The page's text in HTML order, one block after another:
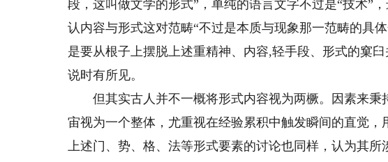
段，这叫做文学的形式”，单纯的语言文字不过是“技术”
认内容与形式这对范畴“不过是本质与现象那一范畴的具
是要从根子上摆脱上述重精神、内容,轻手段、形式的窠
说时有所见。
但其实古人并不一概将形式内容视为两橛。因素来秉
宙视为一个整体，尤重视在经验累积中触发瞬间的直觉，
上述门、势、格、法等形式要素的讨论也同样，认为其